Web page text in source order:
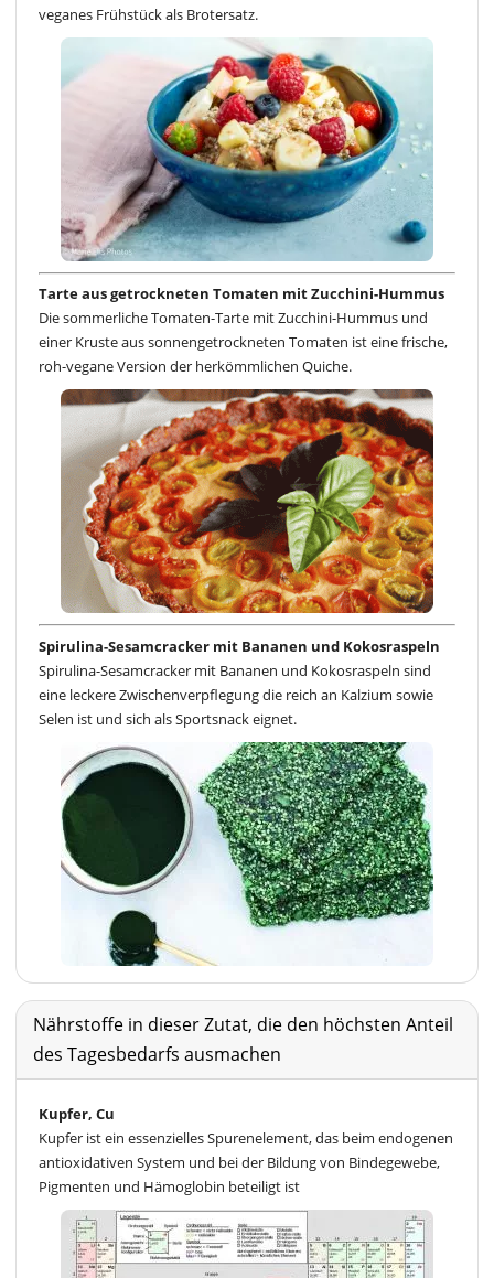
veganes Frühstück als Brotersatz.
Tarte aus getrockneten Tomaten mit Zucchini-Hummus
Die sommerliche Tomaten-Tarte mit Zucchini-Hummus und
einer Kruste aus sonnengetrockneten Tomaten ist eine frische,
roh-vegane Version der herkömmlichen Quiche.
Spirulina-Sesamcracker mit Bananen und Kokosraspeln
Spirulina-Sesamcracker mit Bananen und Kokosraspeln sind
eine leckere Zwischenverpflegung die reich an Kalzium sowie
Selen ist und sich als Sportsnack eignet.
Nährstoffe in dieser Zutat, die den höchsten Anteil
des Tagesbedarfs ausmachen
Kupfer, Cu
Kupfer ist ein essenzielles Spurenelement, das beim endogenen
antioxidativen System und bei der Bildung von Bindegewebe,
Pigmenten und Hämoglobin beteiligt ist